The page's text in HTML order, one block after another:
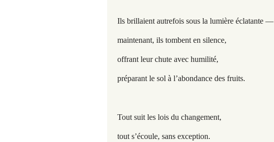
Ils brillaient autrefois sous la lumière éclatante —
maintenant, ils tombent en silence,
offrant leur chute avec humilité,
préparant le sol à l’abondance des fruits.
Tout suit les lois du changement,
tout s’écoule, sans exception.